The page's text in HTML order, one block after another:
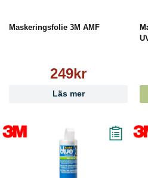
Maskeringsfolie 3M AMF
249kr
Läs mer